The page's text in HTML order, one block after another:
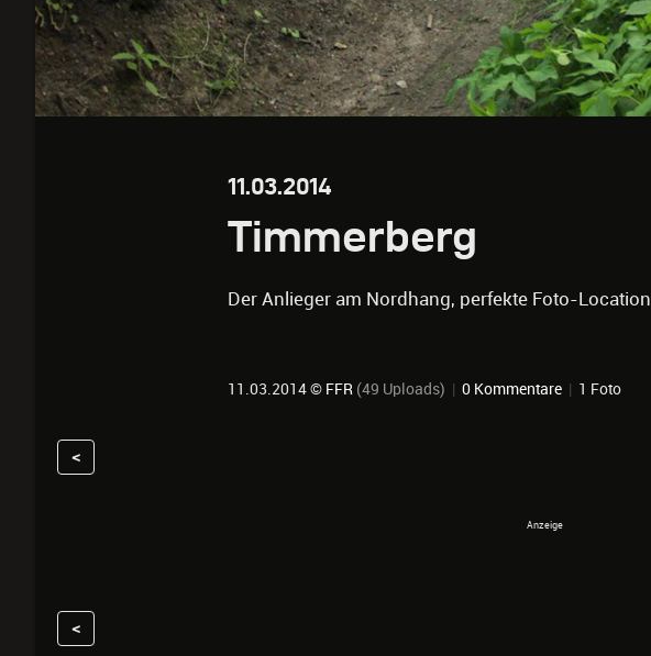
11.03.2014
Timmerberg
Der Anlieger am Nordhang, perfekte Foto-Location
11.03.2014 © FFR (49 Uploads) | 0 Kommentare | 1 Foto
<
<